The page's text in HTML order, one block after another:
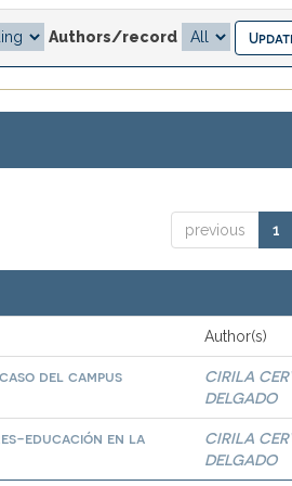
Authors/record
previous 1
Author(s)
del campus
CIRILA
DELGADO
educación en la
CIRILA
DELGADO